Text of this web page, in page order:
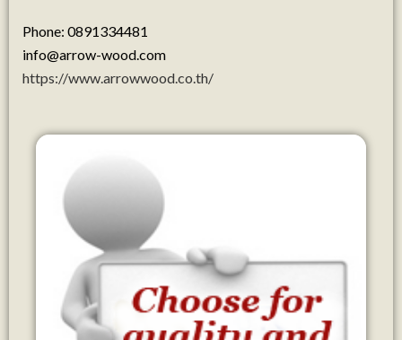
Phone: 0891334481
info@arrow-wood.com
https://www.arrowwood.co.th/